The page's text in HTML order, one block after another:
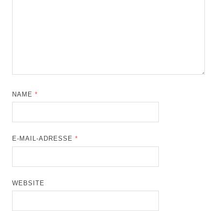
NAME*
E-MAIL-ADRESSE*
WEBSITE